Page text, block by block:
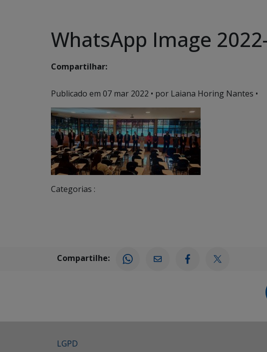
WhatsApp Image
Compartilhar:
Publicado em 07 mar 2022 • por Laiana Horing Nantes •
Categorias :
Compartilhe:
LGPD